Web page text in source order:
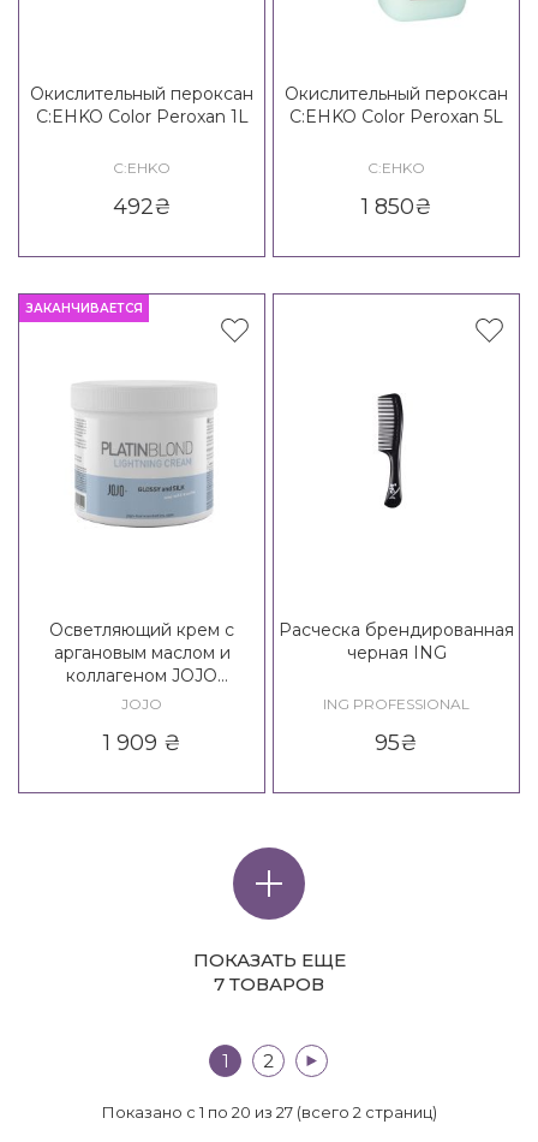
Окислительный пероксан
C:EHKO Color Peroxan 1L
C:EHKO
492₴
Окислительный пероксан
C:EHKO Color Peroxan 5L
C:EHKO
1 850₴
ЗАКАНЧИВАЕТСЯ
Осветляющий крем с
аргановым маслом и
коллагеном JOJO
PlatinBlond Lightning
JOJO
1 909 ₴
Расческа брендированная
черная ING
ING PROFESSIONAL
95₴
ПОКАЗАТЬ ЕЩЕ
7 ТОВАРОВ
1 2 >|
Показано с 1 по 20 из 27 (всего 2 страниц)